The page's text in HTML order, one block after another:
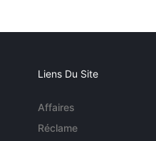
Liens Du Site
Affaires
Réclame